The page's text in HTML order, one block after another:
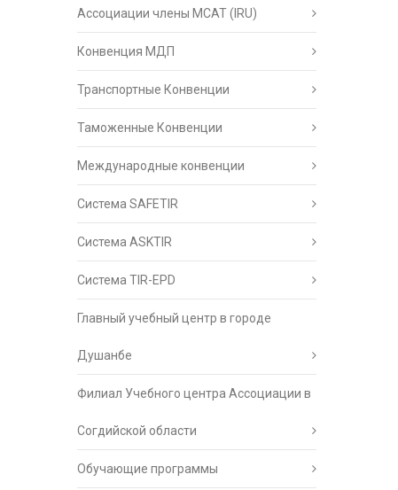
Ассоциации члены МСАТ (IRU)
Конвенция МДП
Транспортные Конвенции
Таможенные Конвенции
Международные конвенции
Система SAFETIR
Система ASKTIR
Система TIR-EPD
Главный учебный центр в городе
Душанбе
Филиал Учебного центра Ассоциации в
Согдийской области
Обучающие программы